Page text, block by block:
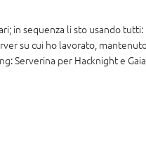
in sequenza li sto usando
su cui ho lavorato,
Serverina per Hacknight e